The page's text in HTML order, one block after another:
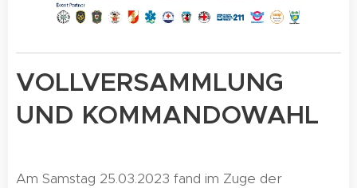
VOLLVERSAMMLUNG
UND KOMMANDOWAHL
Am Samstag 25.03.2023 fand im Zuge der